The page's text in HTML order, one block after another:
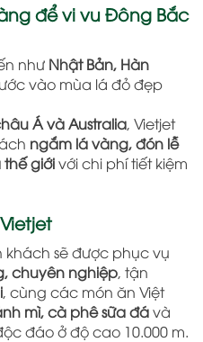
để vi vu Đông Bắc
như Nhật Bản, Hàn
vào mùa lá đỏ đẹp
Á và Australia, Vietjet
ngắm lá vàng, đón lễ
giớivới chi phí tiết kiệm
khách sẽ được phục vụ
chuyên nghiệp, tận
, cùng các món ăn Việt
mì, cà phê sữa đávà
đáo ở độ cao 10.000 m.